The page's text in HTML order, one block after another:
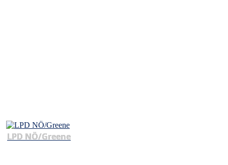
LPD NÖ/Greene